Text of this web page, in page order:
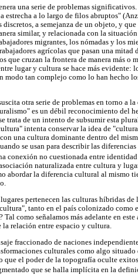
una serie de problemas
estrecha a lo largo de filos abruptos"
a semejanza de un objeto, y que
similar, y relacionada con la
migrantes, los nómadas y los
agrícolas que pasan una mitad
cruzan la frontera de manera más o
lugar y cultura se hace más evidente:
modo tan complejo como lo han hecho
otra serie de problemas en torno a la
es un débil reconocimiento del
trata de un intento de subsumir esta
intenta conservar la idea de
una cultura dominante dentro del
se usan para describir las
conexión no cuestionada entre
naturalizada entre cultura y
abordar la diferencia cultural al mismo
pertenecen las culturas híbridas de
tanto en el país colonizado como
como señalamos más adelante en
relación entre espacio y cultura.
fraccionado de naciones
culturales como algo situado
que el poder de la topografía oculte
que se halla implícita en la